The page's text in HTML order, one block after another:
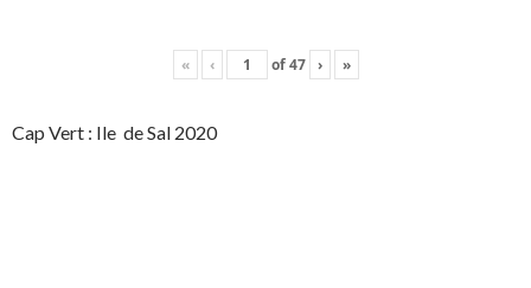
« ‹ of47 › »
Cap Vert : Ile de Sal 2020